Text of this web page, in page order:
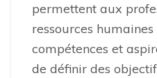
permettent aux
ressources humaines
compétences et
de définir des